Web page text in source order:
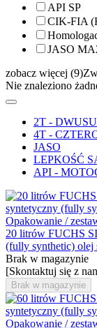
API SP
CIK-FIA
JASO
zobacz więcej (9)
Nie znaleziono
2T -
4T -
JASO
LEPKOŚĆ
API -
20 litrów FUCHS
(fully synthetic)
Brak w magazynie
[Skontaktuj się z
Brak w magazynie